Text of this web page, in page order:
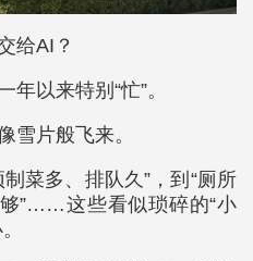
给AI？
以来特别“忙”。
雪片般飞来。
菜多、排队久”，到“厕所
”……这些看似琐碎的“小